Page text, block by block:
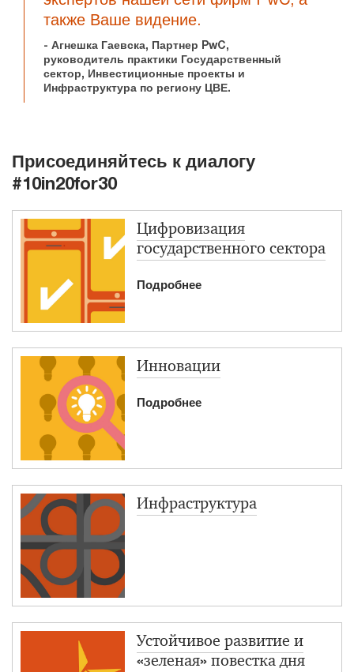
также Ваше видение.
- Агнешка Гаевска, Партнер PwC,
руководитель практики Государственный
сектор, Инвестиционные проекты и
Инфраструктура по региону ЦВЕ.
Присоединяйтесь к диалогу
#10in20for30
Цифровизация
государственного сектора
Подробнее
Инновации
Подробнее
Инфраструктура
Устойчивое развитие и
«зеленая» повестка дня